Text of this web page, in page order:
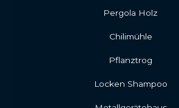
Pergola Holz
Chilimühle
Pflanztrog
Locken Shampoo